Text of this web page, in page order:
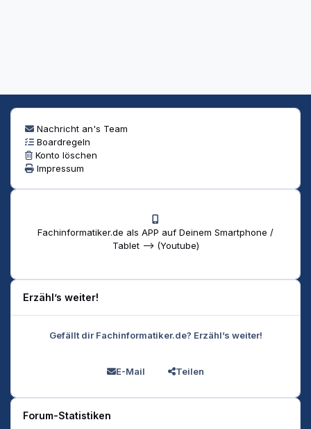
Nachricht an's Team
Boardregeln
Konto löschen
Impressum
Fachinformatiker.de als APP auf Deinem Smartphone /
Tablet --> (Youtube)
Erzähl’s weiter!
Gefällt dir Fachinformatiker.de? Erzähl’s weiter!
E-Mail Teilen
Forum-Statistiken